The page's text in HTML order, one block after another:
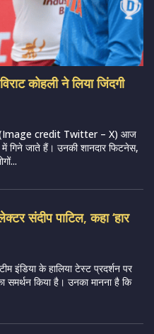
कोहली ने लिया जिंदगी
credit Twitter – X) आज
गिने जाते हैं। उनकी शानदार फिटनेस,
संदीप पाटिल, कहा ‘हार
इंडिया के हालिया टेस्ट प्रदर्शन पर
समर्थन किया है। उनका मानना है कि